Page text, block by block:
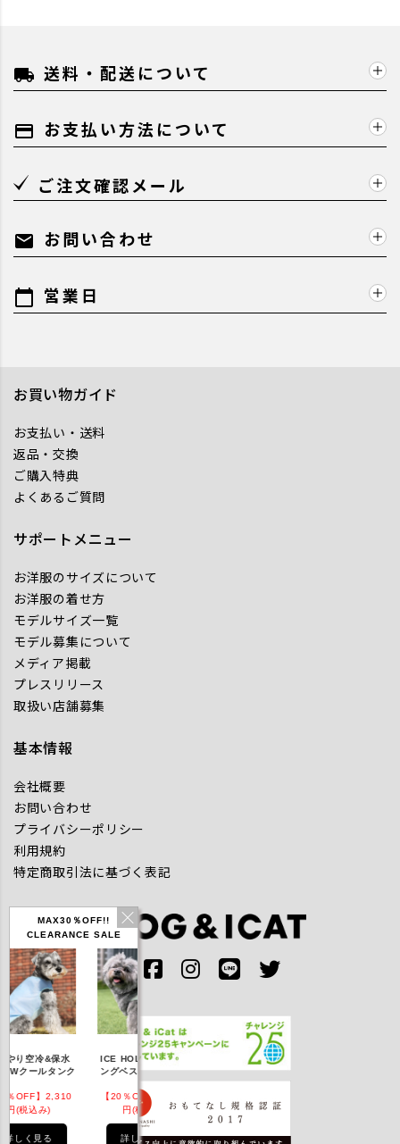
MAX30％OFF!!
CLEARANCE SALE
り空冷&保水
クールタンク
OFF】2,310
(税込み)
しく見る
ICE HOLD フィッシ
ングベスト 保冷剤付
【20％OFF】3,168
円(税込み)
詳しく見る
IDOG ICE HOLD ネ
ッククーラー 保冷剤
円(税込み)
詳しく見る
local_shipping 送料・配送について
payment お支払い方法について
ご注文確認メール
mail お問い合わせ
calendar_today 営業日
お買い物ガイド
お支払い・送料
返品・交換
ご購入特典
よくあるご質問
サポートメニュー
お洋服のサイズについて
お洋服の着せ方
モデルサイズ一覧
モデル募集について
メディア掲載
プレスリリース
取扱い店舗募集
基本情報
会社概要
お問い合わせ
プライバシーポリシー
利用規約
特定商取引法に基づく表記